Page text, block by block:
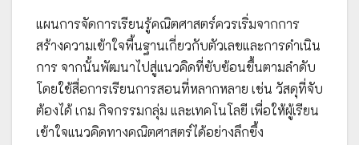
แผนการจัดการเรียนรู้คณิตศาสตร์ควรเริ่มจากการ
สร้างความเข้าใจพื้นฐานเกี่ยวกับตัวเลขและการดำเนิน
การ จากนั้นพัฒนาไปสู่แนวคิดที่ซับซ้อนขึ้นตามลำดับ
โดยใช้สื่อการเรียนการสอนที่หลากหลาย เช่น วัสดุที่จับ
ต้องได้ เกม กิจกรรมกลุ่ม และเทคโนโลยี เพื่อให้ผู้เรียน
เข้าใจแนวคิดทางคณิตศาสตร์ได้อย่างลึกซึ้ง